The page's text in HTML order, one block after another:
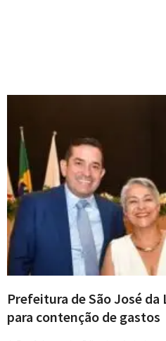
Prefeitura de São José
para contenção de gastos